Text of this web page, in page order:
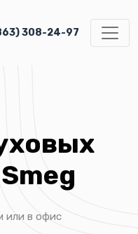
308-24-97
или в офис